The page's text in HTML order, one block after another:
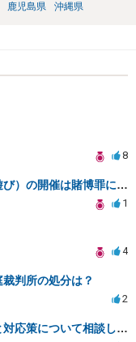
鹿児島県 沖縄県
8
未成年の賞金付きゲーム大会（昔遊び）の開催は賭博罪になりますか？
1
4
判所の処分は？
2
SNSでの未成年者録画、法的問題と対応策について相談したい